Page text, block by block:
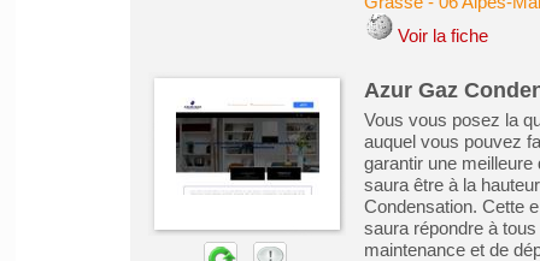
Voir la fiche
Azur Gaz
Vous vous posez la
auquel vous pouvez
garantir une meilleure
saura être à la
Condensation. Cette
saura répondre à
maintenance et de